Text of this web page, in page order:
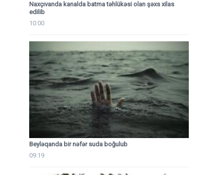
Naxçıvanda kanalda batma təhlükəsi olan şəxs xilas
edilib
10:00
Beyləqanda bir nəfər suda boğulub
09:19